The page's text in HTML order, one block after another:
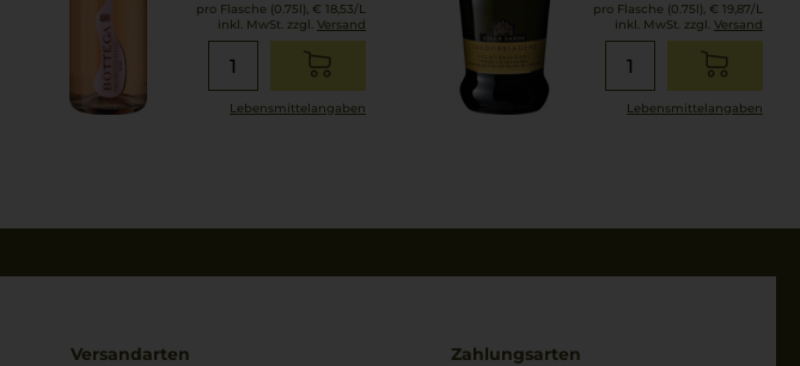
pro Flasche (0.75l), € 18,53/L
inkl. MwSt. zzgl. Versand
Lebensmittel­angaben
pro Flasche (0.75l), € 19,87/L
inkl. MwSt. zzgl. Versand
Lebensmittel­angaben
Versandarten Zahlungsarten